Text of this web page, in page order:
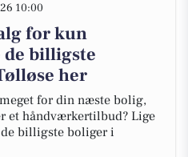
10:00
for kun
de billigste
her
for din næste bolig,
et håndværkertilbud? Lige
billigste boliger i